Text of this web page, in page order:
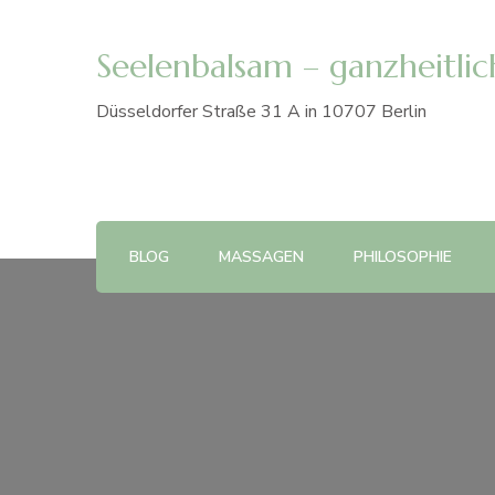
Seelenbalsam –
Düsseldorfer Straße 31 A in 10707 Berlin
BLOG MASSAGEN PHILOSOPHIE